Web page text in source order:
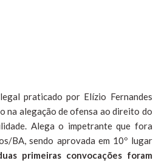
praticado por Elízio Fernandes
na alegação de ofensa ao direito do
Alega o impetrante que fora
BA, sendo aprovada em 10º lugar
primeiras convocações foram